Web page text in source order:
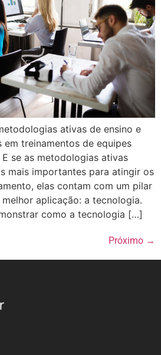
ativas de ensino e
em treinamentos de equipes
se as metodologias ativas
mais importantes para atingir os
elas contam com um pilar
aplicação: a tecnologia.
como a tecnologia […]
Próximo →